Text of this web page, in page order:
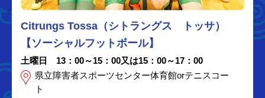
Citrungs Tossa（シトラングス トッサ）
【ソーシャルフットボール】
土曜日 13：00～15：00又は15：00～17：00
県立障害者スポーツセンター体育館orテニスコー
ト